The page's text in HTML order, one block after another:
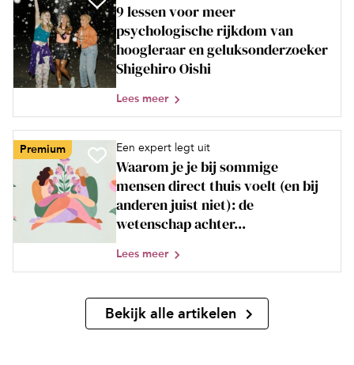
9 lessen voor meer
psychologische rijkdom van
hoogleraar en geluksonderzoeker
Shigehiro Oishi
Lees meer
Premium Een expert legt uit
Waarom je je bij sommige
mensen direct thuis voelt (en bij
anderen juist niet): de
wetenschap achter...
Lees meer
Bekijk alle artikelen